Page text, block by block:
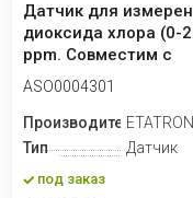
Датчик для
диоксида хлора (0-
ppm. Совместим с
наличием ПАВ
ASO0004301
Производитель
Тип
Датчик
под заказ